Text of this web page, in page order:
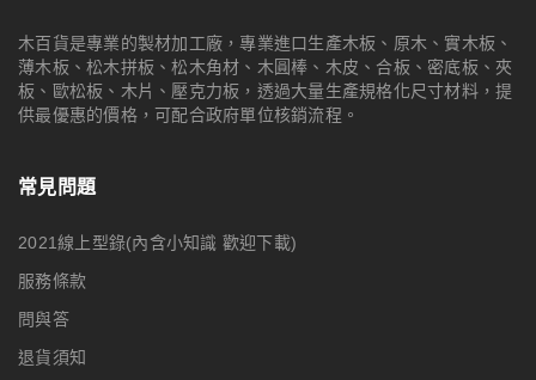
木百貨是專業的製材加工廠，專業進口生產木板、原木、實木板、
薄木板、松木拼板、松木角材、木圓棒、木皮、合板、密底板、夾
板、歐松板、木片、壓克力板，透過大量生產規格化尺寸材料，提
供最優惠的價格，可配合政府單位核銷流程。
常見問題
2021線上型錄(內含小知識 歡迎下載)
服務條款
問與答
退貨須知